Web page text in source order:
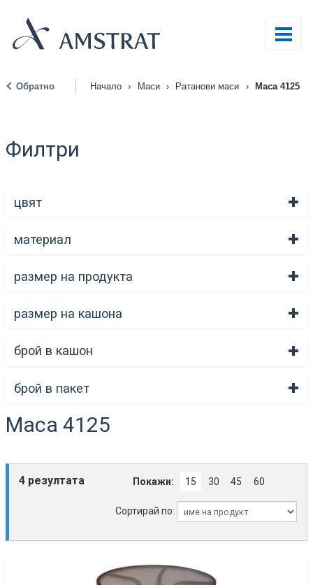
Обратно Начало › Маси › Ратанови маси › Маса 4125
Филтри
цвят
материал
размер на продукта
размер на кашона
брой в кашон
брой в пакет
Маса 4125
4 резултата Покажи: 15 30 45 60
Сортирай по: